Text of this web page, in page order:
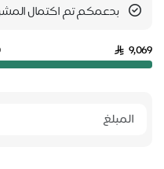
بدعمكم تم اكتمال
9,069